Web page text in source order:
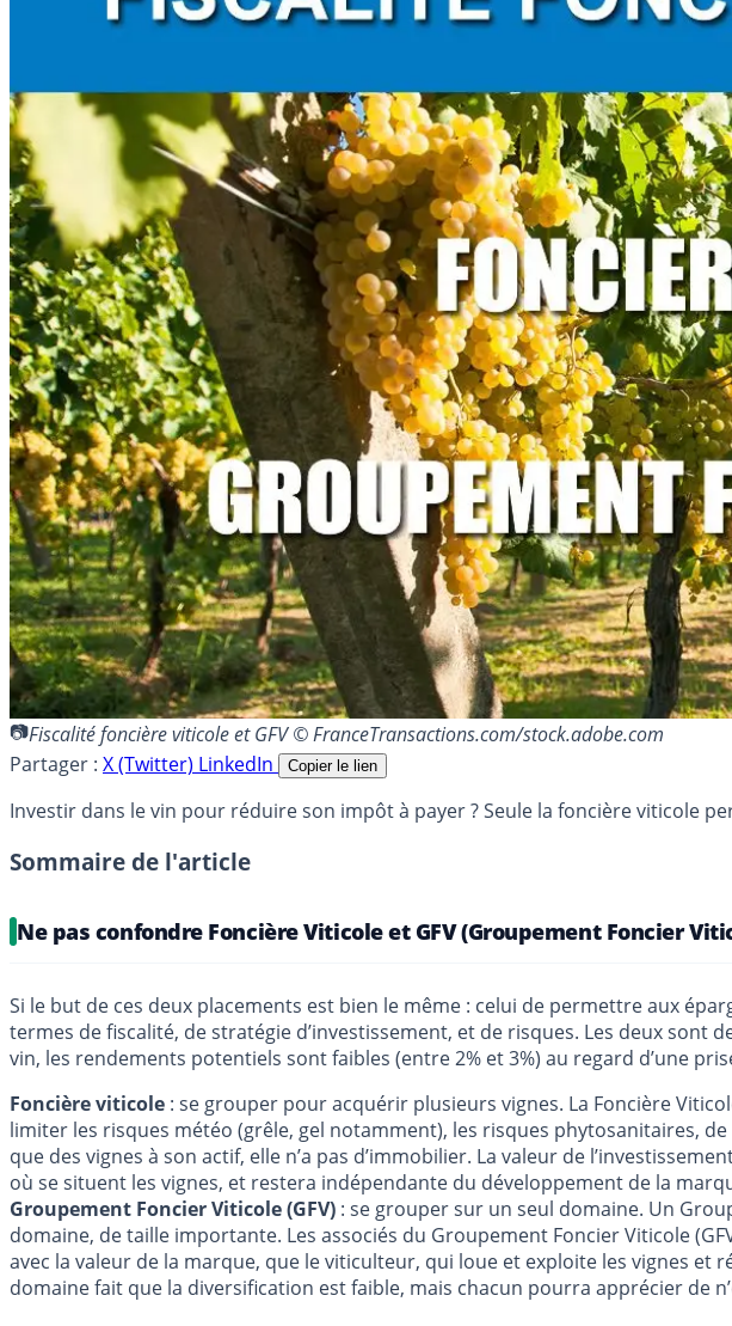
Fiscalité foncière viticole et GFV © FranceTransactions.com/stock.adobe.com
Partager : X (Twitter) LinkedIn Copier le lien
Investir dans le vin pour réduire son impôt à payer ? Seule la foncière viticole
Sommaire de l'article
Ne pas confondre Foncière Viticole et GFV (Groupement Foncier
Si le but de ces deux placements est bien le même : celui de permettre aux
termes de fiscalité, de stratégie d’investissement, et de risques. Les deux
vin, les rendements potentiels sont faibles (entre 2% et 3%) au regard d’une
Foncière viticole : se grouper pour acquérir plusieurs vignes. La Foncière
limiter les risques météo (grêle, gel notamment), les risques phytosanitaires,
que des vignes à son actif, elle n’a pas d’immobilier. La valeur de
où se situent les vignes, et restera indépendante du développement de la
Groupement Foncier Viticole (GFV) : se grouper sur un seul domaine. Un
domaine, de taille importante. Les associés du Groupement Foncier Viticole
avec la valeur de la marque, que le viticulteur, qui loue et exploite les vignes
domaine fait que la diversification est faible, mais chacun pourra apprécier de